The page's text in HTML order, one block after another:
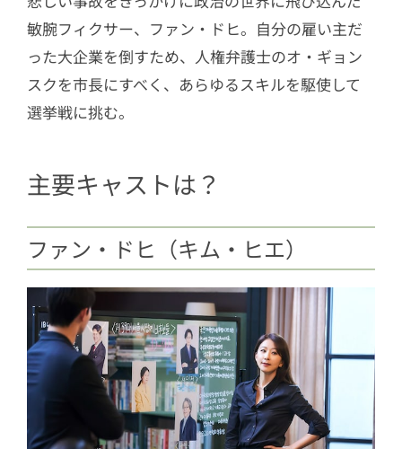
敏腕フィクサー、ファン・ドヒ。自分の雇い主だ
った大企業を倒すため、人権弁護士のオ・ギョン
スクを市長にすべく、あらゆるスキルを駆使して
選挙戦に挑む。
主要キャストは？
ファン・ドヒ（キム・ヒエ）